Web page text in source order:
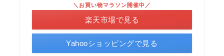
＼お買い物マラソン開催中／
楽天市場で見る
Yahooショッピングで見る